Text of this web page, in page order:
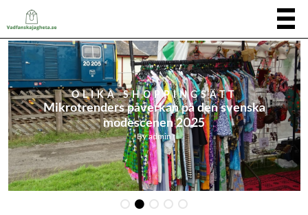
OLIKA SHOPPINGSÄTT
Mikrotrenders påverkan på den svenska
modescenen 2025
Byadmin